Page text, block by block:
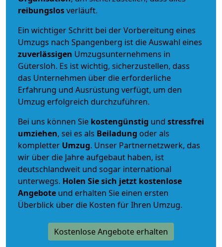
reibungslosverläuft.
Ein wichtiger Schritt bei der Vorbereitung eines
Umzugs nach Spangenberg ist die Auswahl eines
zuverlässigen Umzugsunternehmens in
Gütersloh. Es ist wichtig, sicherzustellen, dass
das Unternehmen über die erforderliche
Erfahrung und Ausrüstung verfügt, um den
Umzug erfolgreich durchzuführen.
Bei uns können Sie kostengünstig und stressfrei
umziehen, sei es als Beiladung oder als
kompletter Umzug. Unser Partnernetzwerk, das
wir über die Jahre aufgebaut haben, ist
deutschlandweit und sogar international
unterwegs. Holen Sie sich jetzt kostenlose
Angebote und erhalten Sie einen ersten
Überblick über die Kosten für Ihren Umzug.
Kostenlose Angebote erhalten